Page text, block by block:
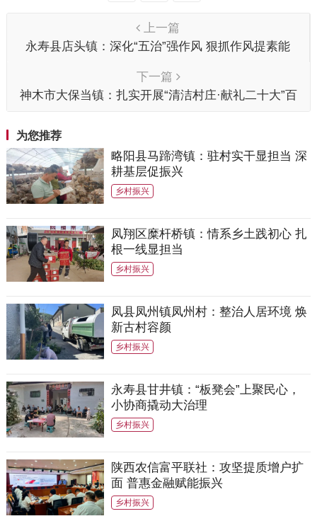
上一篇
永寿县店头镇：深化“五治”强作风 狠抓作风提素能
下一篇
神木市大保当镇：扎实开展“清洁村庄·献礼二十大”百
为您推荐
略阳县马蹄湾镇：驻村实干显担当 深
耕基层促振兴
乡村振兴
凤翔区糜杆桥镇：情系乡土践初心 扎
根一线显担当
乡村振兴
凤县凤州镇凤州村：整治人居环境 焕
新古村容颜
乡村振兴
永寿县甘井镇：“板凳会”上聚民心，
小协商撬动大治理
乡村振兴
陕西农信富平联社：攻坚提质增户扩
面 普惠金融赋能振兴
乡村振兴